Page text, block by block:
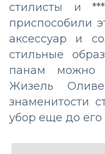
стилисты и
приспособили
аксессуар и
стильные
панам можно
Жизель
знаменитости
убор еще до